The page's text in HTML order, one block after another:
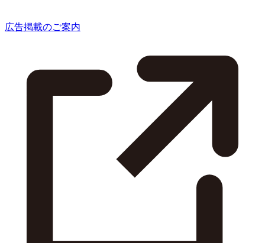
広告掲載のご案内